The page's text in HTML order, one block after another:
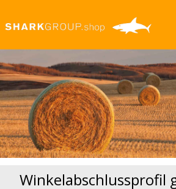
Winkelabschlussprofil